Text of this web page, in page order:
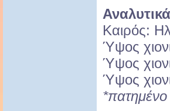
Καιρός:
Ύψος
Ύψος
Ύψος
*πατημένο